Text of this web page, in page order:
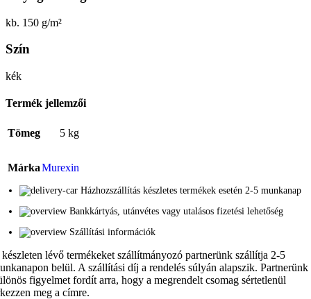
kb. 150 g/m²
Szín
kék
Termék jellemzői
Tömeg 5 kg
MárkaMurexin
Házhozszállítás készletes termékek esetén 2-5 munkanap
Bankkártyás, utánvétes vagy utalásos fizetési lehetőség
Szállítási információk
lévő termékeket szállítmányozó partnerünk szállítja 2-5
belül. A szállítási díj a rendelés súlyán alapszik. Partnerünk
figyelmet fordít arra, hogy a megrendelt csomag sértetlenül
meg a címre.